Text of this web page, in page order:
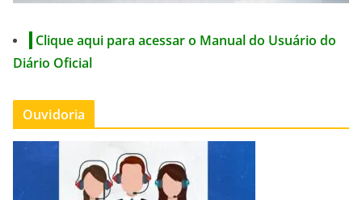
Clique aqui para acessar o Manual do Usuário do
Diário Oficial
Ouvidoria